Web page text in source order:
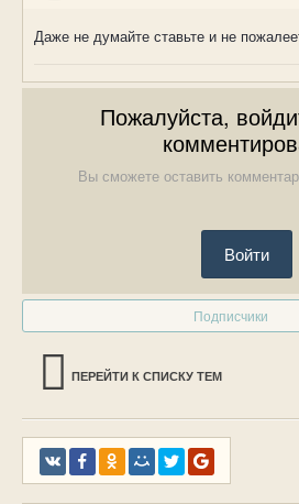
Даже не думайте ставьте и не
Пожалуйста,
Вы сможете оставить
Войти
Подписчики
ПЕРЕЙТИ К СПИСКУ ТЕМ